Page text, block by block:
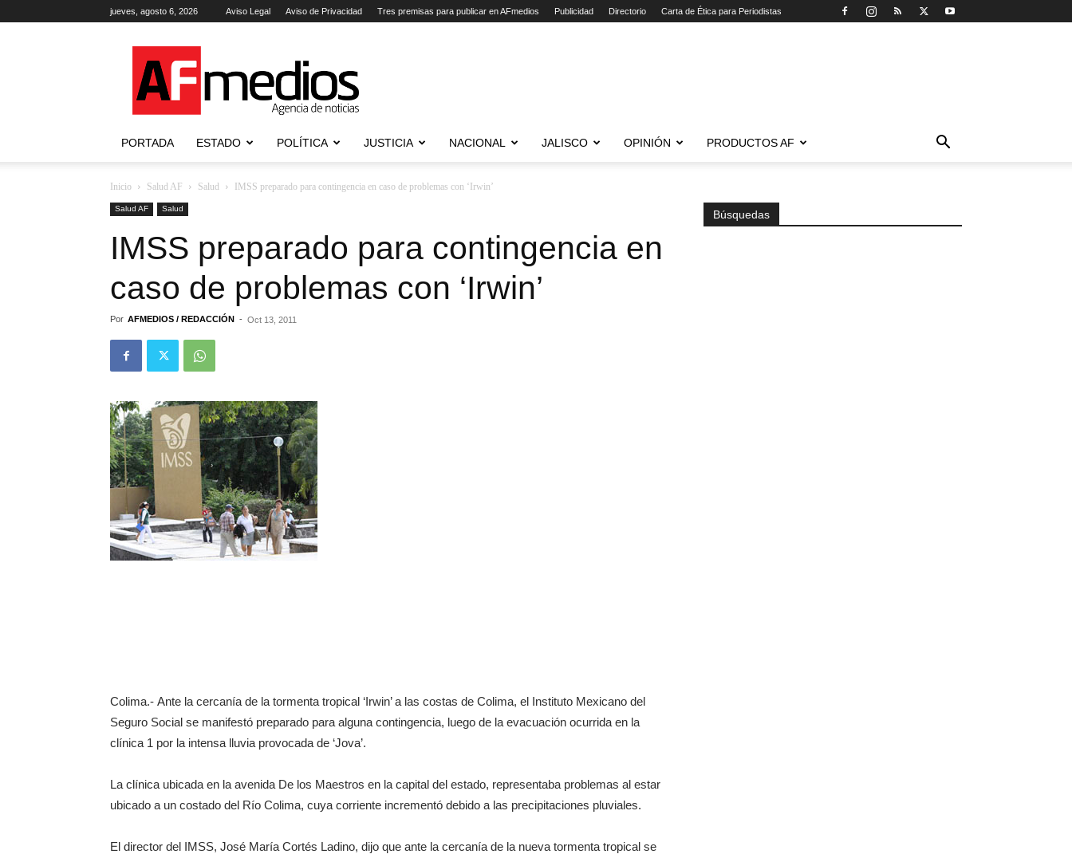
jueves, agosto 6, 2026 Aviso Legal Aviso de Privacidad Tres premisas para publicar en AFmedios Publicidad Directorio Carta de Ética para Periodistas
Agencia
de
Noticias
PORTADA ESTADO POLÍTICA JUSTICIA NACIONAL JALISCO OPINIÓN PRODUCTOS AF
Inicio Salud AF Salud IMSS preparado para contingencia en caso de problemas con ‘Irwin’
Salud AF Salud
IMSS preparado para contingencia en
caso de problemas con ‘Irwin’
Por AFMEDIOS / REDACCIÓN - Oct 13, 2011
Colima.- Ante la cercanía de la tormenta tropical ‘Irwin’ a las costas de Colima, el Instituto Mexicano del
Seguro Social se manifestó preparado para alguna contingencia, luego de la evacuación ocurrida en la
clínica 1 por la intensa lluvia provocada de ‘Jova’.
La clínica ubicada en la avenida De los Maestros en la capital del estado, representaba problemas al estar
ubicado a un costado del Río Colima, cuya corriente incrementó debido a las precipitaciones pluviales.
El director del IMSS, José María Cortés Ladino, dijo que ante la cercanía de la nueva tormenta tropical se
Búsquedas